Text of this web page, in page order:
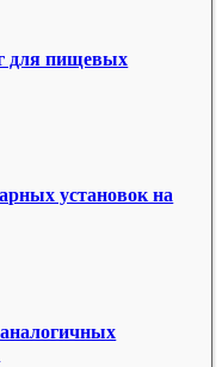
для пищевых
установок на